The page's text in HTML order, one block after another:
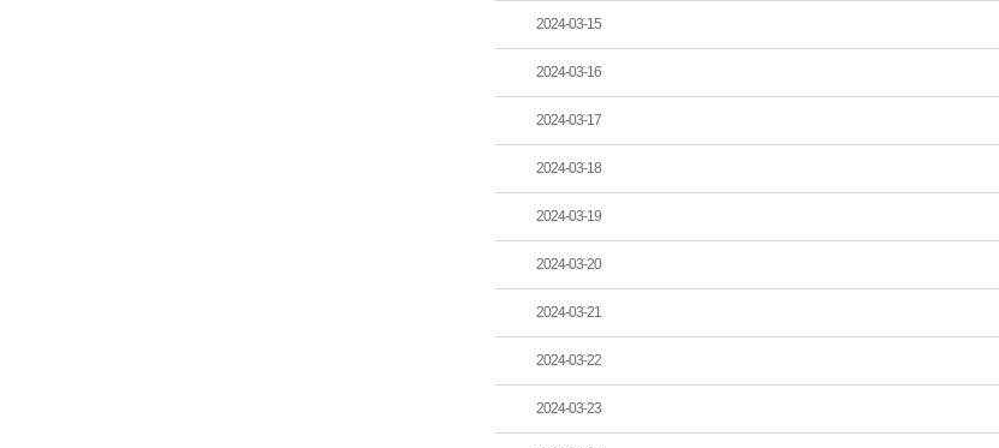
2024-03-15
2024-03-16
2024-03-17
2024-03-18
2024-03-19
2024-03-20
2024-03-21
2024-03-22
2024-03-23